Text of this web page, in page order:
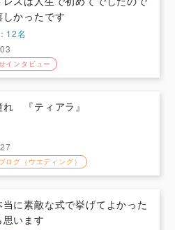
かったです
12名
インタビュー
れ 『ティアラ』
ログ（ウエディング）
当に素敵な式で挙げてよかった
思います